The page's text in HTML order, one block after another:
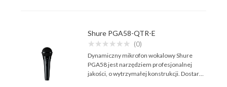
Shure PGA58-QTR-E
★★★★★★ (0)
Dynamiczny mikrofon wokalowy Shure
PGA58 jest narzędziem profesjonalnej
jakości, o wytrzymałej konstrukcji. Dostar…